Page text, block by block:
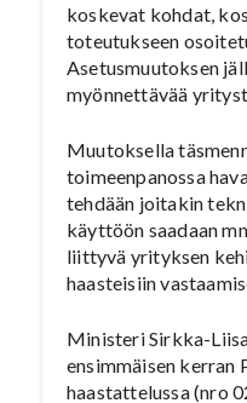
koskevat kohdat,
toteutukseen
Asetusmuutoksen
myönnettävää
Muutoksella
toimeenpanossa
tehdään joitakin
käyttöön saadaan
liittyvä yrityksen
haasteisiin
Ministeri Sirkka-
ensimmäisen kerran
haastattelussa (nro